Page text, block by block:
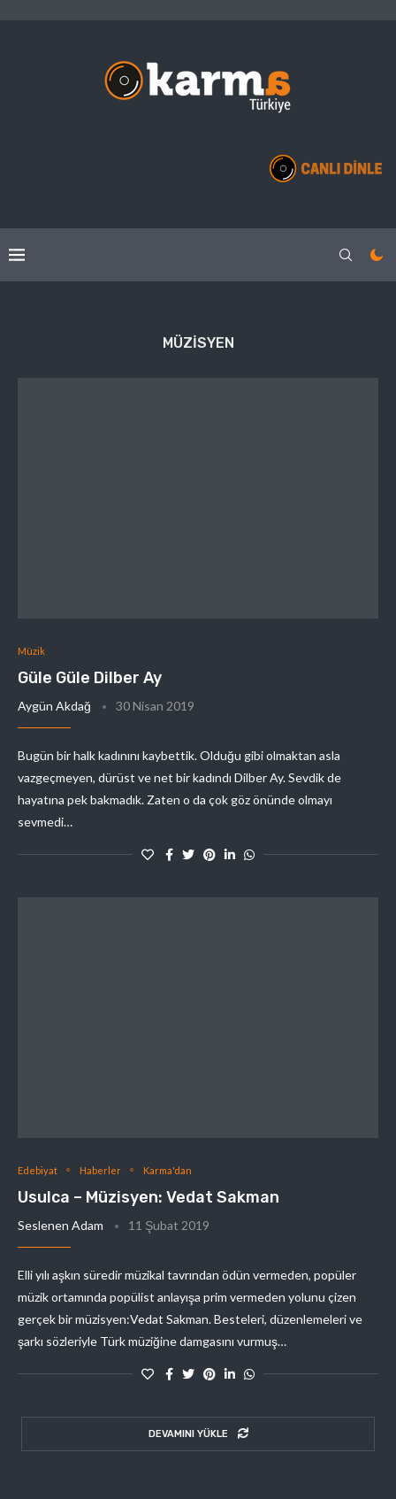
MÜZISYEN
Müzik
Güle Güle Dilber Ay
Aygün Akdağ 30 Nisan 2019
Bugün bir halk kadınını kaybettik. Olduğu gibi olmaktan asla
vazgeçmeyen, dürüst ve net bir kadındı Dilber Ay. Sevdik de
hayatına pek bakmadık. Zaten o da çok göz önünde olmayı
sevmedi…
Edebiyat Haberler Karma'dan
Usulca – Müzisyen: Vedat Sakman
Seslenen Adam 11 Şubat 2019
Elli yılı aşkın süredir müzikal tavrından ödün vermeden, popüler
müzik ortamında popülist anlayışa prim vermeden yolunu çizen
gerçek bir müzisyen:Vedat Sakman. Besteleri, düzenlemeleri ve
şarkı sözleriyle Türk müziğine damgasını vurmuş…
DEVAMINI YÜKLE